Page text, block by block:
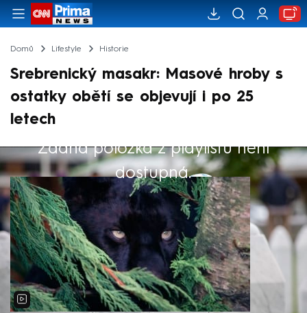
Domů Lifestyle Historie
Srebrenický masakr: Masové hroby s
ostatky obětí se objevují i po 25
letech
Žádná položka z playlistu není
dostupná.
Výběr redakce